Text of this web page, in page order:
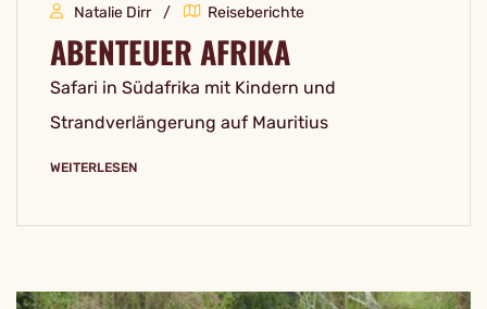
Natalie Dirr Reiseberichte
ABENTEUER AFRIKA
Safari in Südafrika mit Kindern und
Strandverlängerung auf Mauritius
WEITERLESEN